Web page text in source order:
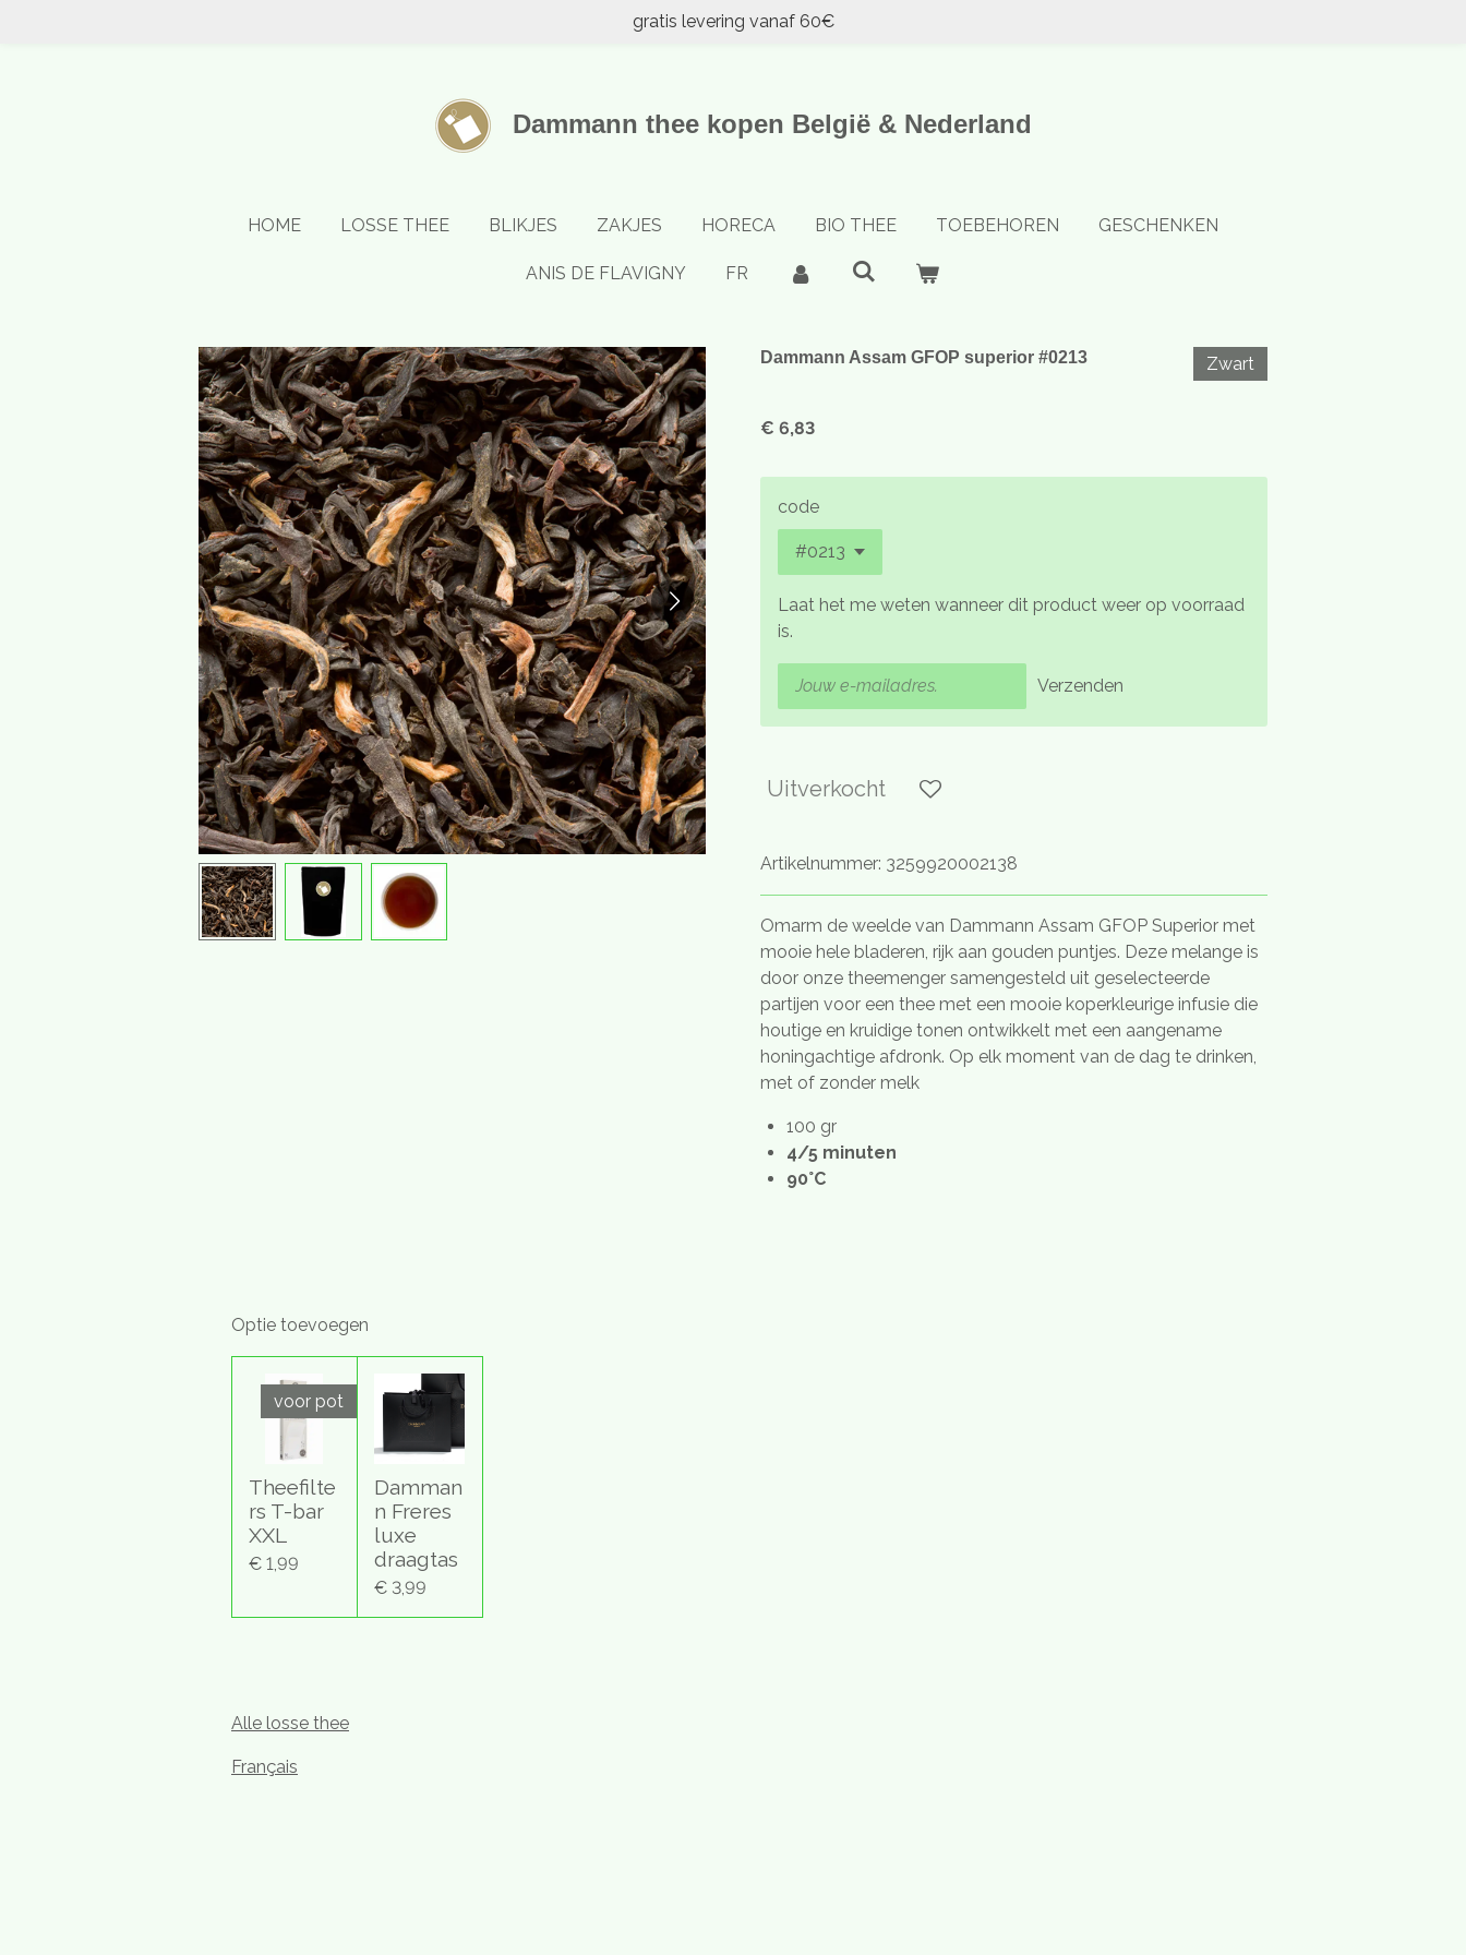
gratis levering vanaf 60€
Dammann thee kopen België & Nederland
HOME LOSSE THEE BLIKJES ZAKJES HORECA BIO THEE TOEBEHOREN GESCHENKEN
ANIS DE FLAVIGNY FR
Dammann Assam GFOP superior #0213 Zwart
€ 6,83
code
Laat het me weten wanneer dit product weer op voorraad
is.
Verzenden
Uitverkocht
Artikelnummer: 3259920002138
Omarm de weelde van Dammann Assam GFOP Superior met
mooie hele bladeren, rijk aan gouden puntjes. Deze melange is
door onze theemenger samengesteld uit geselecteerde
partijen voor een thee met een mooie koperkleurige infusie die
houtige en kruidige tonen ontwikkelt met een aangename
honingachtige afdronk. Op elk moment van de dag te drinken,
met of zonder melk
100 gr
4/5 minuten
90°C
Optie toevoegen
voor pot
Theefilte
rs T-bar
XXL
€ 1,99
Damman
n Freres
luxe
draagtas
€ 3,99
Alle losse thee
Français